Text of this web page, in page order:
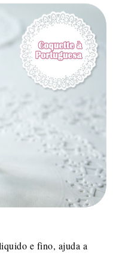
e fino, ajuda a